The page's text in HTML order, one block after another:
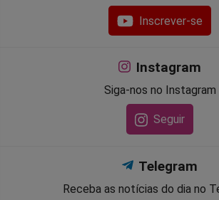
Inscrever-se
Instagram
Siga-nos no Instagram
Seguir
Telegram
Receba as notícias do dia no